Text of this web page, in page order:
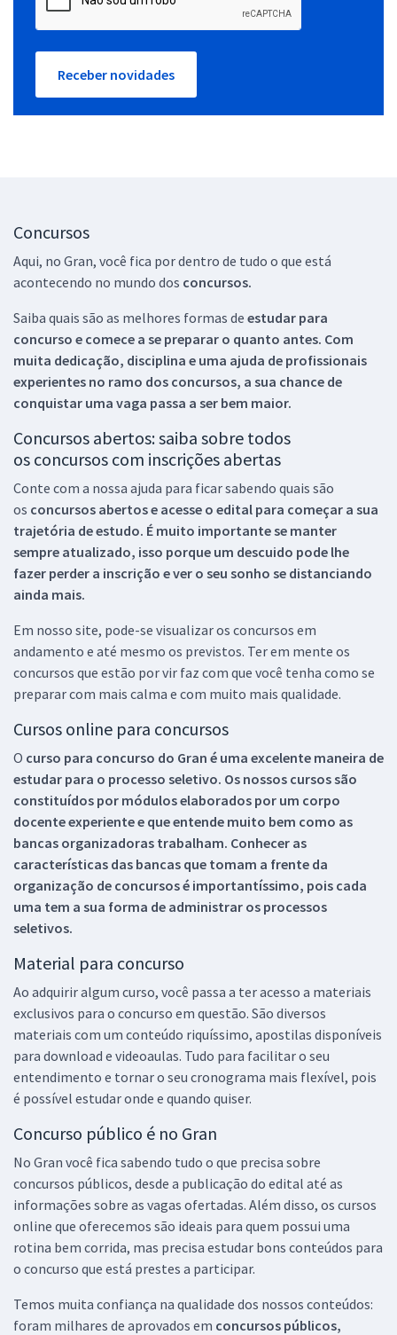
Receber novidades
Concursos
Aqui, no Gran, você fica por dentro de tudo o que está
acontecendo no mundo dos concursos.
Saiba quais são as melhores formas de estudar para
concurso e comece a se preparar o quanto antes. Com
muita dedicação, disciplina e uma ajuda de profissionais
experientes no ramo dos concursos, a sua chance de
conquistar uma vaga passa a ser bem maior.
Concursos abertos: saiba sobre todos
os concursos com inscrições abertas
Conte com a nossa ajuda para ficar sabendo quais são
os concursos abertos e acesse o edital para começar a sua
trajetória de estudo. É muito importante se manter
sempre atualizado, isso porque um descuido pode lhe
fazer perder a inscrição e ver o seu sonho se distanciando
ainda mais.
Em nosso site, pode-se visualizar os concursos em
andamento e até mesmo os previstos. Ter em mente os
concursos que estão por vir faz com que você tenha como se
preparar com mais calma e com muito mais qualidade.
Cursos online para concursos
O curso para concurso do Gran é uma excelente maneira de
estudar para o processo seletivo. Os nossos cursos são
constituídos por módulos elaborados por um corpo
docente experiente e que entende muito bem como as
bancas organizadoras trabalham. Conhecer as
características das bancas que tomam a frente da
organização de concursos é importantíssimo, pois cada
uma tem a sua forma de administrar os processos
seletivos.
Material para concurso
Ao adquirir algum curso, você passa a ter acesso a materiais
exclusivos para o concurso em questão. São diversos
materiais com um conteúdo riquíssimo, apostilas disponíveis
para download e videoaulas. Tudo para facilitar o seu
entendimento e tornar o seu cronograma mais flexível, pois
é possível estudar onde e quando quiser.
Concurso público é no Gran
No Gran você fica sabendo tudo o que precisa sobre
concursos públicos, desde a publicação do edital até as
informações sobre as vagas ofertadas. Além disso, os cursos
online que oferecemos são ideais para quem possui uma
rotina bem corrida, mas precisa estudar bons conteúdos para
o concurso que está prestes a participar.
Temos muita confiança na qualidade dos nossos conteúdos:
foram milhares de aprovados em concursos públicos,